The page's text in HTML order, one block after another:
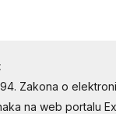
Zakona o
na web portalu